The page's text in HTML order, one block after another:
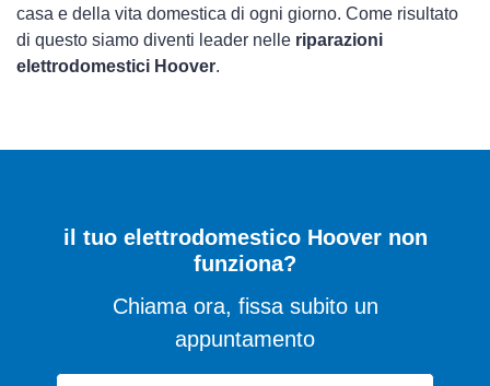
casa e della vita domestica di ogni giorno. Come risultato
di questo siamo diventi leader nelle riparazioni
elettrodomestici Hoover.
il tuo elettrodomestico Hoover non
funziona?
Chiama ora, fissa subito un
appuntamento